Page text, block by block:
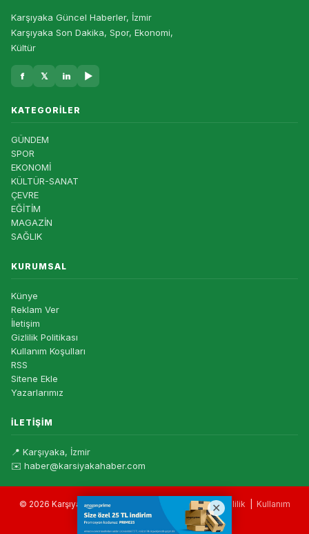
Karşıyaka Güncel Haberler, İzmir
Karşıyaka Son Dakika, Spor, Ekonomi,
Kültür
f 𝕏 in ▶
KATEGORILER
GÜNDEM
SPOR
EKONOMİ
KÜLTÜR-SANAT
ÇEVRE
EĞİTİM
MAGAZİN
SAĞLIK
KURUMSAL
Künye
Reklam Ver
İletişim
Gizlilik Politikası
Kullanım Koşulları
RSS
Sitene Ekle
Yazarlarımız
İLETIŞIM
📍 Karşıyaka, İzmir
✉️ haber@karsiyakahaber.com
© 2026 Karşıyaka Haber — Tüm hakları saklıdır. |Gizlilik
Kullanım
Koşulları